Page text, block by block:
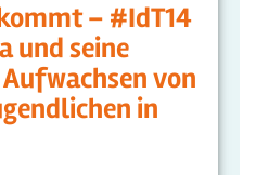
– #IdT14
und seine
von
in